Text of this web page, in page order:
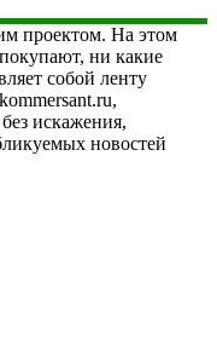
проектом. На этом
ни какие
собой ленту
искажения,
новостей